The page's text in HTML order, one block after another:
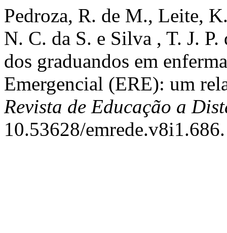
Pedroza, R. de M., Leite,
N. C. da S. e Silva , T. J.
dos graduandos em
Emergencial (ERE): um
Revista de Educação a
10.53628/emrede.v8i1.686.